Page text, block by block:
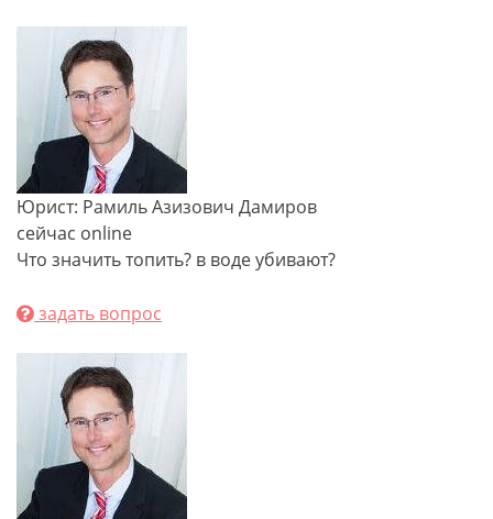
Юрист: Рамиль Азизович Дамиров
сейчас online
Что значить топить? в воде убивают?
задать вопрос